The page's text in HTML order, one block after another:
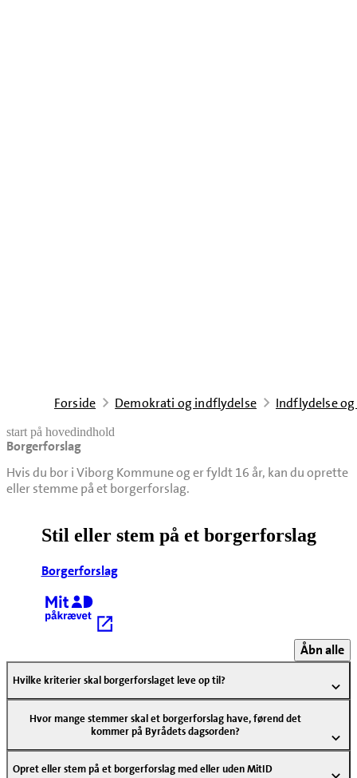
Forside Demokrati og indflydelse Indflydelse
start på hovedindhold
Borgerforslag
Hvis du bor i Viborg Kommune og er fyldt 16 år, kan du oprette
eller stemme på et borgerforslag.
senest opdateret 21. april 2026
Stil eller stem på et borgerforslag
Borgerforslag
Kræver MitID
Åbn alle
Hvilke kriterier skal borgerforslaget leve op til?
Hvor mange stemmer skal et borgerforslag have, førend det
kommer på Byrådets dagsorden?
Opret eller stem på et borgerforslag med eller uden MitID